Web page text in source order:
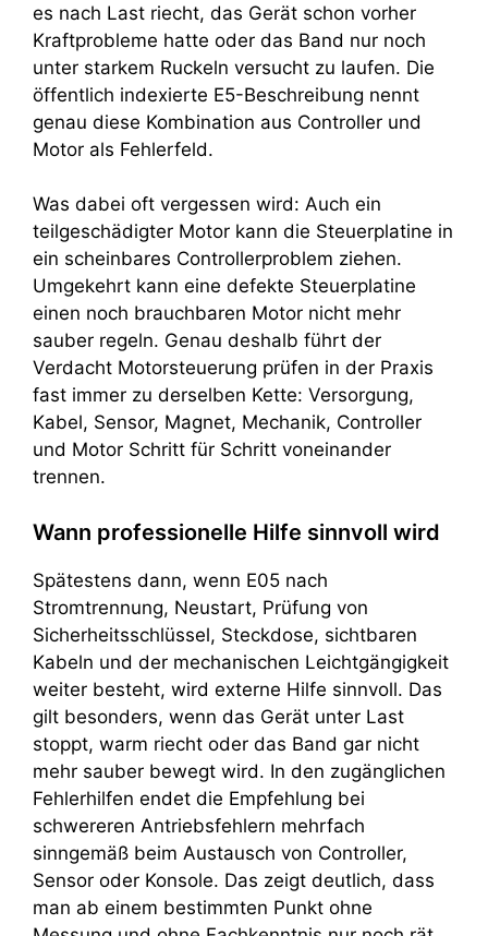
es nach Last riecht, das Gerät schon vorher
Kraftprobleme hatte oder das Band nur noch
unter starkem Ruckeln versucht zu laufen. Die
öffentlich indexierte E5-Beschreibung nennt
genau diese Kombination aus Controller und
Motor als Fehlerfeld.
Was dabei oft vergessen wird: Auch ein
teilgeschädigter Motor kann die Steuerplatine in
ein scheinbares Controllerproblem ziehen.
Umgekehrt kann eine defekte Steuerplatine
einen noch brauchbaren Motor nicht mehr
sauber regeln. Genau deshalb führt der
Verdacht Motorsteuerung prüfen in der Praxis
fast immer zu derselben Kette: Versorgung,
Kabel, Sensor, Magnet, Mechanik, Controller
und Motor Schritt für Schritt voneinander
trennen.
Wann professionelle Hilfe sinnvoll wird
Spätestens dann, wenn E05 nach
Stromtrennung, Neustart, Prüfung von
Sicherheitsschlüssel, Steckdose, sichtbaren
Kabeln und der mechanischen Leichtgängigkeit
weiter besteht, wird externe Hilfe sinnvoll. Das
gilt besonders, wenn das Gerät unter Last
stoppt, warm riecht oder das Band gar nicht
mehr sauber bewegt wird. In den zugänglichen
Fehlerhilfen endet die Empfehlung bei
schwereren Antriebsfehlern mehrfach
sinngemäß beim Austausch von Controller,
Sensor oder Konsole. Das zeigt deutlich, dass
man ab einem bestimmten Punkt ohne